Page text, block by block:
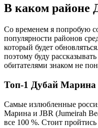
В каком районе
Со временем я попробую
популярности районов
который будет
поэтому буду
обитателями знаком не
Топ-1 Дубай Марина
Самые излюбленные
Марина и JBR (Jumeirah
все 100 %. Стоит